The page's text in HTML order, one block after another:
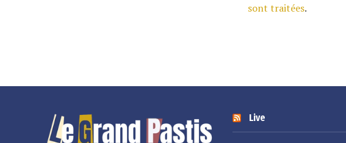
sont traitées.
Live